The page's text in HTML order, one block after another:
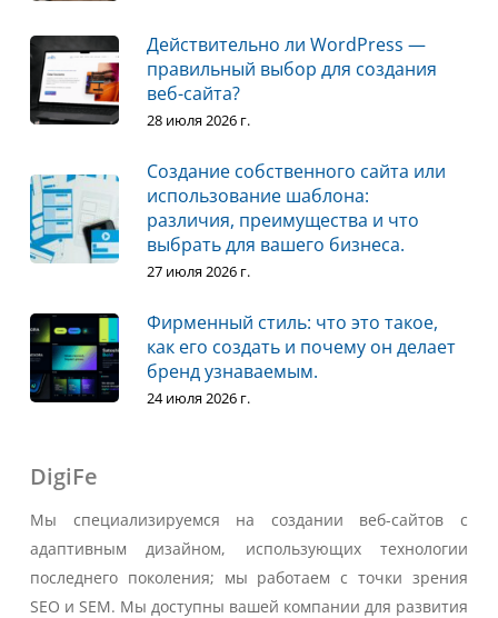
Действительно ли WordPress —
правильный выбор для создания
веб-сайта?
28 июля 2026 г.
Создание собственного сайта или
использование шаблона:
различия, преимущества и что
выбрать для вашего бизнеса.
27 июля 2026 г.
Фирменный стиль: что это такое,
как его создать и почему он делает
бренд узнаваемым.
24 июля 2026 г.
DigiFe
Мы специализируемся на создании веб-сайтов с
адаптивным дизайном, использующих технологии
последнего поколения; мы работаем с точки зрения
SEO и SEM. Мы доступны вашей компании для развития